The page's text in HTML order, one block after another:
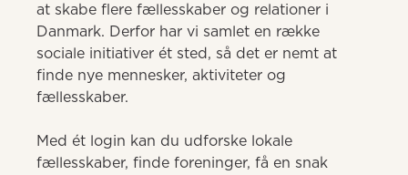
at skabe flere fællesskaber og relationer i
Danmark. Derfor har vi samlet en række
sociale initiativer ét sted, så det er nemt at
finde nye mennesker, aktiviteter og
fællesskaber.
Med ét login kan du udforske lokale
fællesskaber, finde foreninger, få en snak